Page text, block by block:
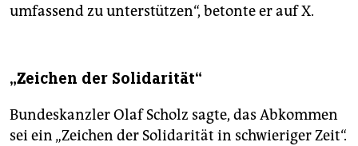
umfassend zu unterstützen“, betonte er auf X.
„Zeichen der Solidarität“
Bundeskanzler Olaf Scholz sagte, das Abkommen
sei ein „Zeichen der Solidarität in schwieriger Zeit“.